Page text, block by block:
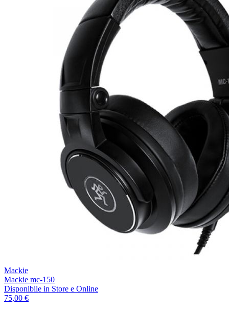
Mackie
Mackie mc-150
Disponibile in Store e Online
75,00 €